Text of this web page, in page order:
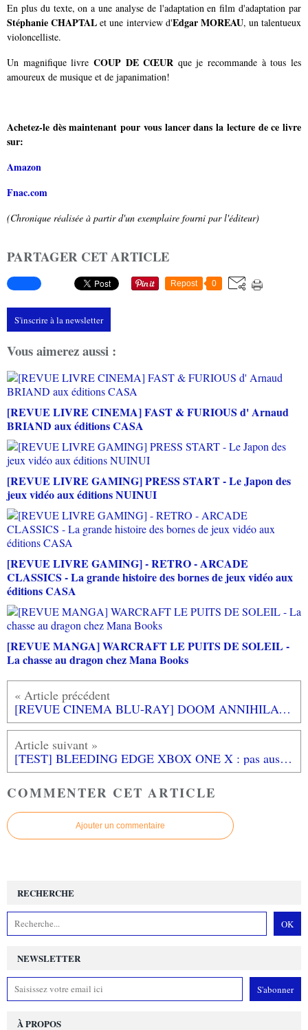
En plus du texte, on a une analyse de l'adaptation en film d'adaptation par
Stéphanie CHAPTAL et une interview d'Edgar MOREAU, un talentueux
violoncelliste.
Un magnifique livre COUP DE CŒUR que je recommande à tous les
amoureux de musique et de japanimation!
Achetez-le dès maintenant pour vous lancer dans la lecture de ce livre
sur:
Amazon
Fnac.com
(Chronique réalisée à partir d'un exemplaire fourni par l'éditeur)
PARTAGER CET ARTICLE
Repost 0
S'inscrire à la newsletter
Vous aimerez aussi :
[REVUE LIVRE CINEMA] FAST & FURIOUS d' Arnaud
BRIAND aux éditions CASA
[REVUE LIVRE GAMING] PRESS START - Le Japon des
jeux vidéo aux éditions NUINUI
[REVUE LIVRE GAMING] - RETRO - ARCADE
CLASSICS - La grande histoire des bornes de jeux vidéo aux
éditions CASA
[REVUE MANGA] WARCRAFT LE PUITS DE SOLEIL -
La chasse au dragon chez Mana Books
[REVUE CINEMA BLU-RAY] DOOM ANNIHILATION
[TEST] BLEEDING EDGE XBOX ONE X : pas aussi tranchant qu'on l'espérait?
COMMENTER CET ARTICLE
Ajouter un commentaire
NEWSLETTER
RECHERCHE
À PROPOS